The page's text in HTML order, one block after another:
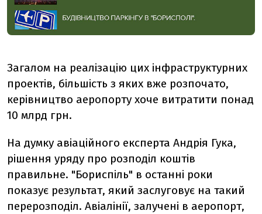
Загалом на реалізацію цих інфраструктурних
проектів, більшість з яких вже розпочато,
керівництво аеропорту хоче витратити понад
10 млрд грн.
На думку авіаційного експерта Андрія Гука,
рішення уряду про розподіл коштів
правильне. "Бориспіль" в останні роки
показує результат, який заслуговує на такий
перерозподіл. Авіалінії, залучені в аеропорт,